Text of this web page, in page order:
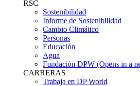
RSC
Sostenibilidad
Informe de Sostenibilidad
Cambio Climático
Personas
Educación
Agua
Fundación DPW (Opens in a
CARRERAS
Trabaja en DP World